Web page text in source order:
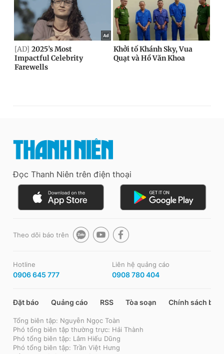
Đọc Thanh Niên trên điện thoại
Theo dõi báo trên
Hotline
0906 645 777
Liên hệ quảng cáo
0908 780 404
Đặt báo Quảng cáo RSS Tòa soạn Chính sách bảo
Tổng biên tập: Nguyễn Ngọc Toàn
Phó tổng biên tập thường trực: Hải Thành
Phó tổng biên tập: Lâm Hiếu Dũng
Phó tổng biên tập: Trần Việt Hưng